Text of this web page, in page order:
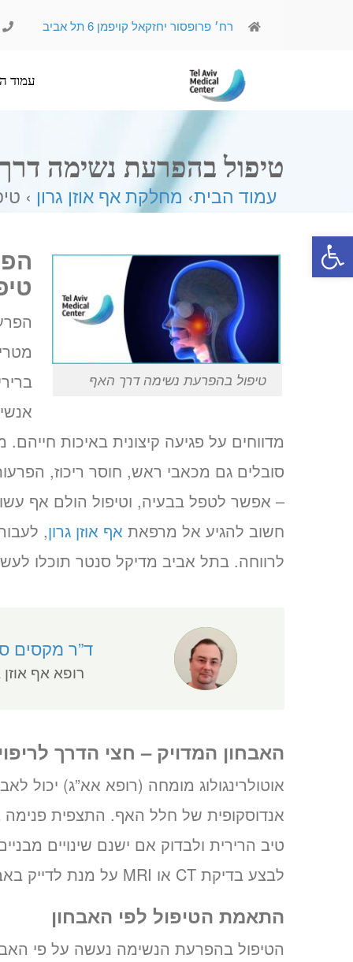
פתח סרגל נגישות
רח׳ פרופסור יחזקאל קויפמן 6 תל אביב
טיפול בהפרעת נשימה
עמוד הבית› מחלקת אף אוזן גרון ›
טיפול בהפרעת נשימה דרך האף
מדווחים על פגיעה קיצונית באיכות
סובלים גם מכאבי ראש, חוסר ריכוז,
– אפשר לטפל בבעיה, וטיפול הולם אף
חשוב להגיע אל מרפאת אף אוזן גרון,
לרווחה. בתל אביב מדיקל סנטר תוכלו
ד”ר מקסים
רופא אף אוזן
האבחון המדויק – חצי הדרך לריפוי
אוטולרינגולוג מומחה (רופא אא”ג) יכול
אנדוסקופית של חלל האף. התצפית פנימה
טיב הרירית ולבדוק אם ישנם שינויים
לבצע בדיקת CT או MRI על מנת לדייק באבחנה.
התאמת הטיפול לפי האבחון
הטיפול בהפרעת הנשימה נעשה על פי